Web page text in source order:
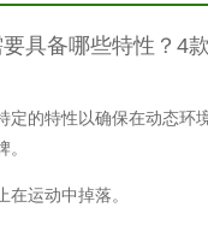
具备哪些特性？4
的特性以确保在动态
运动中掉落。